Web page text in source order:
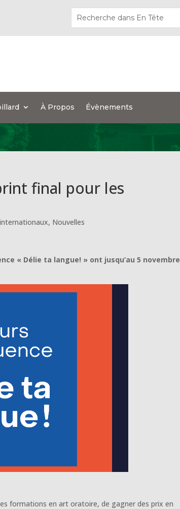
À Propos Évènements
final pour les
, Nouvelles
« Délie ta langue! » ont jusqu’au 5 novembre
formations en art oratoire, de gagner des prix en